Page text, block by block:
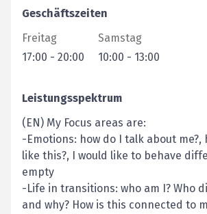
Geschäftszeiten
Freitag
17:00 - 20:00
Samstag
10:00 - 13:00
Leistungsspektrum
(EN) My Focus areas are:
-Emotions: how do I talk about me?,
like this?, I would like to behave
empty
-Life in transitions: who am I? Who
and why? How is this connected to